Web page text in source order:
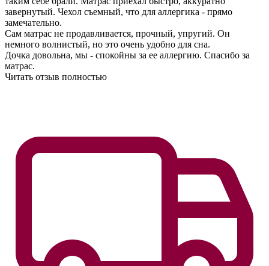
завернутый. Чехол съемный, что для аллергика - прямо
замечательно.
Сам матрас не продавливается, прочный, упругий. Он
немного волнистый, но это очень удобно для сна.
Дочка довольна, мы - спокойны за ее аллергию. Спасибо за
матрас.
Читать отзыв полностью